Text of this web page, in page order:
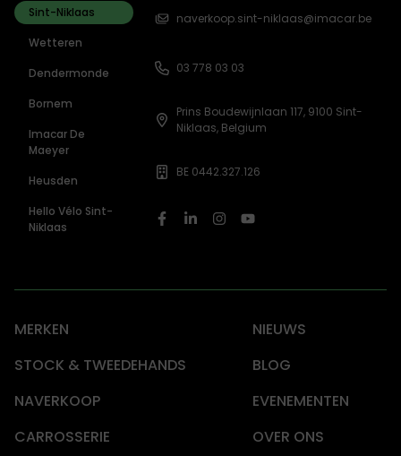
Sint-Niklaas
Wetteren
Dendermonde
Bornem
Imacar De
Maeyer
Heusden
Hello Vélo Sint-
Niklaas
naverkoop.sint-niklaas@imacar.be
03 778 03 03
Prins Boudewijnlaan 117, 9100 Sint-
Niklaas, Belgium
BE 0442.327.126
MERKEN
NIEUWS
STOCK & TWEEDEHANDS
BLOG
NAVERKOOP
EVENEMENTEN
CARROSSERIE
OVER ONS